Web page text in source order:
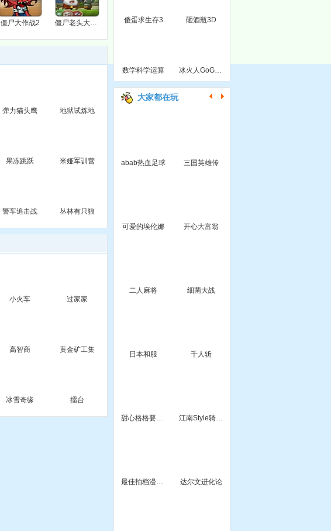
僵尸大作战2 僵尸老头大作战
弹力猫头鹰 地狱试炼地
果冻跳跃 米娅军训营
警车追击战 丛林有只狼
小火车 过家家
高智商 黄金矿工集
冰雪奇缘 擂台
傻蛋求生存3 砸酒瓶3D
数学科学运算 冰火人GoGo无敌版
大家都在玩
abab热血足球 三国英雄传
可爱的埃伦娜 开心大富翁
二人麻将 细菌大战
日本和服 千人斩
甜心格格要约会 江南Style骑马舞
最佳拍档漫画风 达尔文进化论